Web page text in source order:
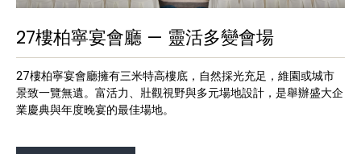
27樓柏寧宴會廳 — 靈活多變會場
27樓柏寧宴會廳擁有三米特高樓底，自然採光充足，維園或城市
景致一覽無遺。富活力、壯觀視野與多元場地設計，是舉辦盛大企
業慶典與年度晚宴的最佳場地。